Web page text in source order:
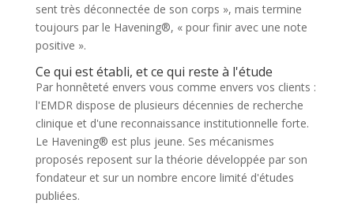
sent très déconnectée de son corps », mais termine
toujours par le Havening®, « pour finir avec une note
positive ».
Ce qui est établi, et ce qui reste à l'étude
Par honnêteté envers vous comme envers vos clients :
l'EMDR dispose de plusieurs décennies de recherche
clinique et d'une reconnaissance institutionnelle forte.
Le Havening® est plus jeune. Ses mécanismes
proposés reposent sur la théorie développée par son
fondateur et sur un nombre encore limité d'études
publiées.